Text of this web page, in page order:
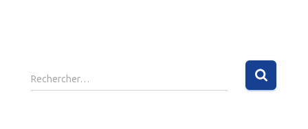
R
e
Rechercher…